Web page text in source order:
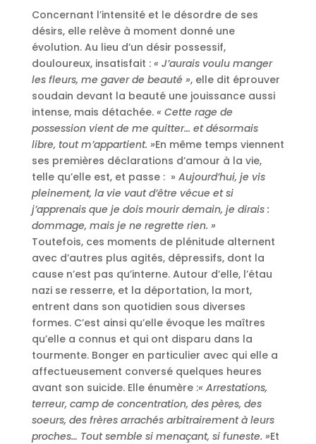
Concernant l’intensité et le désordre de ses
désirs, elle relève à moment donné une
évolution. Au lieu d’un désir possessif,
douloureux, insatisfait : « J’aurais voulu manger
les fleurs, me gaver de beauté », elle dit éprouver
soudain devant la beauté une jouissance aussi
intense, mais détachée. « Cette rage de
possession vient de me quitter… et désormais
libre, tout m’appartient. »En même temps viennent
ses premières déclarations d’amour à la vie,
telle qu’elle est, et passe : » Aujourd’hui, je vis
pleinement, la vie vaut d’être vécue et si
j’apprenais que je dois mourir demain, je dirais :
dommage, mais je ne regrette rien. »
Toutefois, ces moments de plénitude alternent
avec d’autres plus agités, dépressifs, dont la
cause n’est pas qu’interne. Autour d’elle, l’étau
nazi se resserre, et la déportation, la mort,
entrent dans son quotidien sous diverses
formes. C’est ainsi qu’elle évoque les maîtres
qu’elle a connus et qui ont disparu dans la
tourmente. Bonger en particulier avec qui elle a
affectueusement conversé quelques heures
avant son suicide. Elle énumère :« Arrestations,
terreur, camp de concentration, des pères, des
soeurs, des frères arrachés arbitrairement à leurs
proches… Tout semble si menaçant, si funeste. »Et